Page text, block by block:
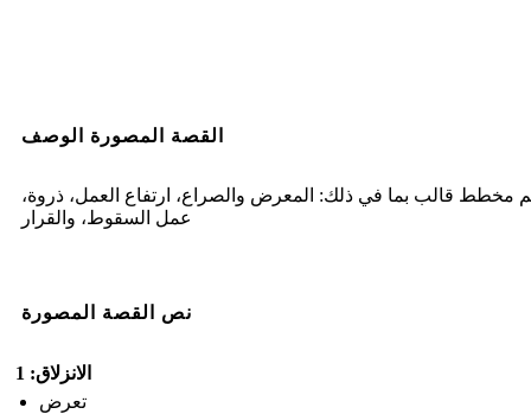
القصة المصورة الوصف
مخطط قالب بما في ذلك: المعرض والصراع، ارتفاع العمل، ذروة،
عمل السقوط، والقرار
نص القصة المصورة
الانزلاق: 1
تعرض